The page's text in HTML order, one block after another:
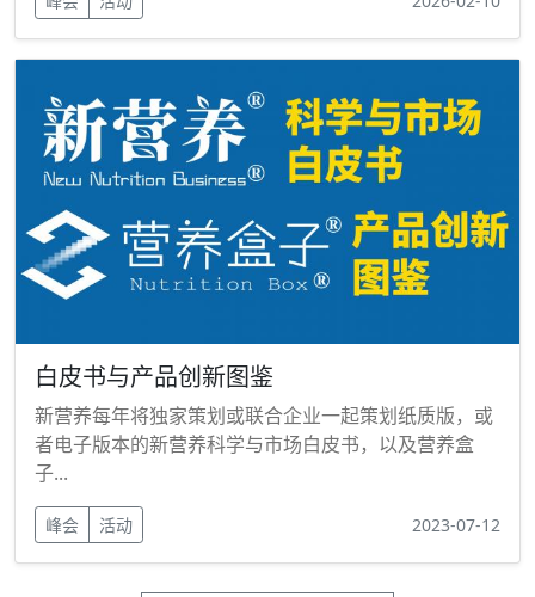
白皮书与产品创新图鉴
新营养每年将独家策划或联合企业一起策划纸质版，或
者电子版本的新营养科学与市场白皮书，以及营养盒
子...
峰会 活动 2023-07-12